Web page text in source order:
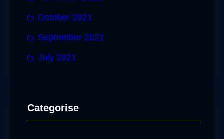
October 2021
September 2021
July 2021
Categorise